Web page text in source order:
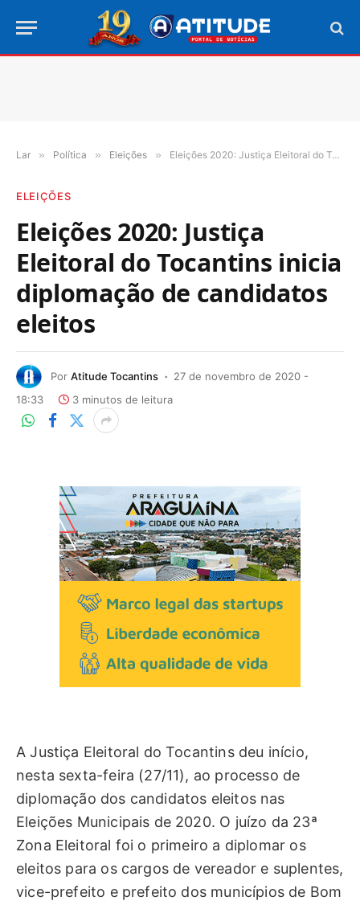
Lar » Política » Eleições » Eleições 2020: Justiça Eleitoral do Tocantins inicia diplomação de candidatos eleitos
ELEIÇÕES
Eleições 2020: Justiça
Eleitoral do Tocantins inicia
diplomação de candidatos
eleitos
Por Atitude Tocantins
27 de novembro de 2020 -
18:33
3 minutos de leitura
A Justiça Eleitoral do Tocantins deu início,
nesta sexta-feira (27/11), ao processo de
diplomação dos candidatos eleitos nas
Eleições Municipais de 2020. O juízo da 23ª
Zona Eleitoral foi o primeiro a diplomar os
eleitos para os cargos de vereador e suplentes,
vice-prefeito e prefeito dos municípios de Bom